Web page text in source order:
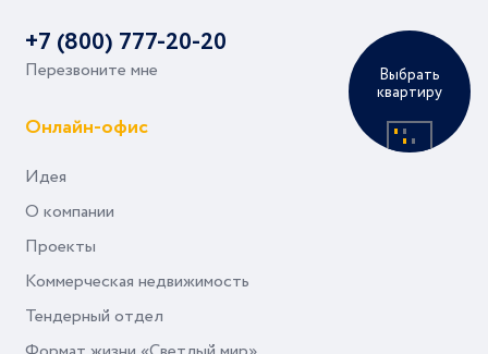
Выбрать
квартиру
+7 (800) 777-20-20
Перезвоните мне
Онлайн-офис
Идея
О компании
Проекты
Коммерческая недвижимость
Тендерный отдел